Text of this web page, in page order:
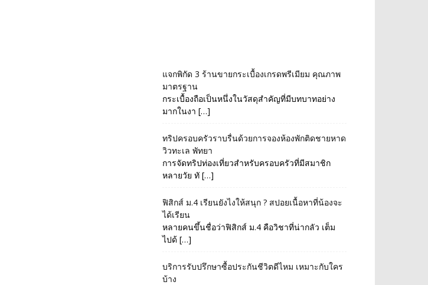
แจกพิกัด 3 ร้านขายกระเบื้องเกรดพรีเมียม คุณภาพ
มาตรฐาน
กระเบื้องถือเป็นหนึ่งในวัสดุสำคัญที่มีบทบาทอย่าง
มากในงา […]
ทริปครอบครัวราบรื่นด้วยการจองห้องพักติดชายหาด
วิวทะเล พัทยา
การจัดทริปท่องเที่ยวสำหรับครอบครัวที่มีสมาชิก
หลายวัย ทั […]
ฟิสิกส์ ม.4 เรียนยังไงให้สนุก ? สปอยเนื้อหาที่น้องจะ
ได้เรียน
หลายคนขึ้นชื่อว่าฟิสิกส์ ม.4 คือวิชาที่น่ากลัว เต็ม
ไปด้ […]
บริการรับปรึกษาซื้อประกันชีวิตดีไหม เหมาะกับใคร
บ้าง